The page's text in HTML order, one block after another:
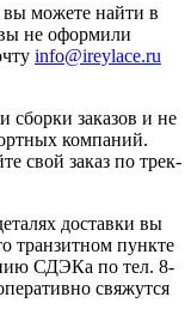
можете найти в
не оформили
info@ireylace.ru
сборки заказов и не
компаний.
свой заказ по трек-
доставки вы
транзитном пункте
СДЭКа по тел. 8-
свяжутся